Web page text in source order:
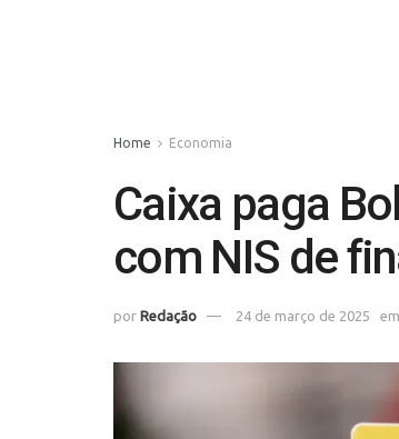
Home Economia
Caixa paga
com NIS de
por Redação 24 de março de 2025 em